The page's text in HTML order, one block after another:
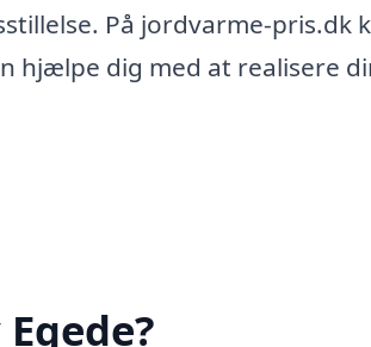
På jordvarme-pris.dk
hjælpe dig med at realisere